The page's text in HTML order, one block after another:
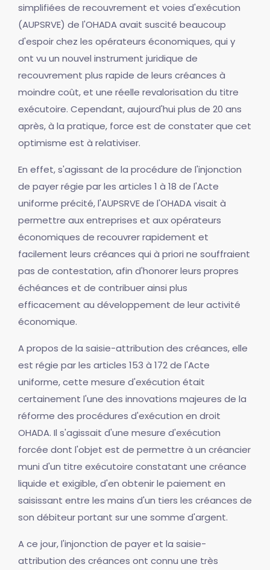
simplifiées de recouvrement et voies d'exécution
(AUPSRVE) de l'OHADA avait suscité beaucoup
d'espoir chez les opérateurs économiques, qui y
ont vu un nouvel instrument juridique de
recouvrement plus rapide de leurs créances à
moindre coût, et une réelle revalorisation du titre
exécutoire. Cependant, aujourd'hui plus de 20 ans
après, à la pratique, force est de constater que cet
optimisme est à relativiser.
En effet, s'agissant de la procédure de l'injonction
de payer régie par les articles 1 à 18 de l'Acte
uniforme précité, l'AUPSRVE de l'OHADA visait à
permettre aux entreprises et aux opérateurs
économiques de recouvrer rapidement et
facilement leurs créances qui à priori ne souffraient
pas de contestation, afin d'honorer leurs propres
échéances et de contribuer ainsi plus
efficacement au développement de leur activité
économique.
A propos de la saisie-attribution des créances, elle
est régie par les articles 153 à 172 de l'Acte
uniforme, cette mesure d'exécution était
certainement l'une des innovations majeures de la
réforme des procédures d'exécution en droit
OHADA. Il s'agissait d'une mesure d'exécution
forcée dont l'objet est de permettre à un créancier
muni d'un titre exécutoire constatant une créance
liquide et exigible, d'en obtenir le paiement en
saisissant entre les mains d'un tiers les créances de
son débiteur portant sur une somme d'argent.
A ce jour, l'injonction de payer et la saisie-
attribution des créances ont connu une très